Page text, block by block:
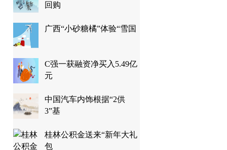
回购
广西“小砂糖橘”体验“雪国
C强一获融资净买入5.49亿
元
中国汽车内饰根据“2供
3”基
桂林公积金送来“新年大礼
包